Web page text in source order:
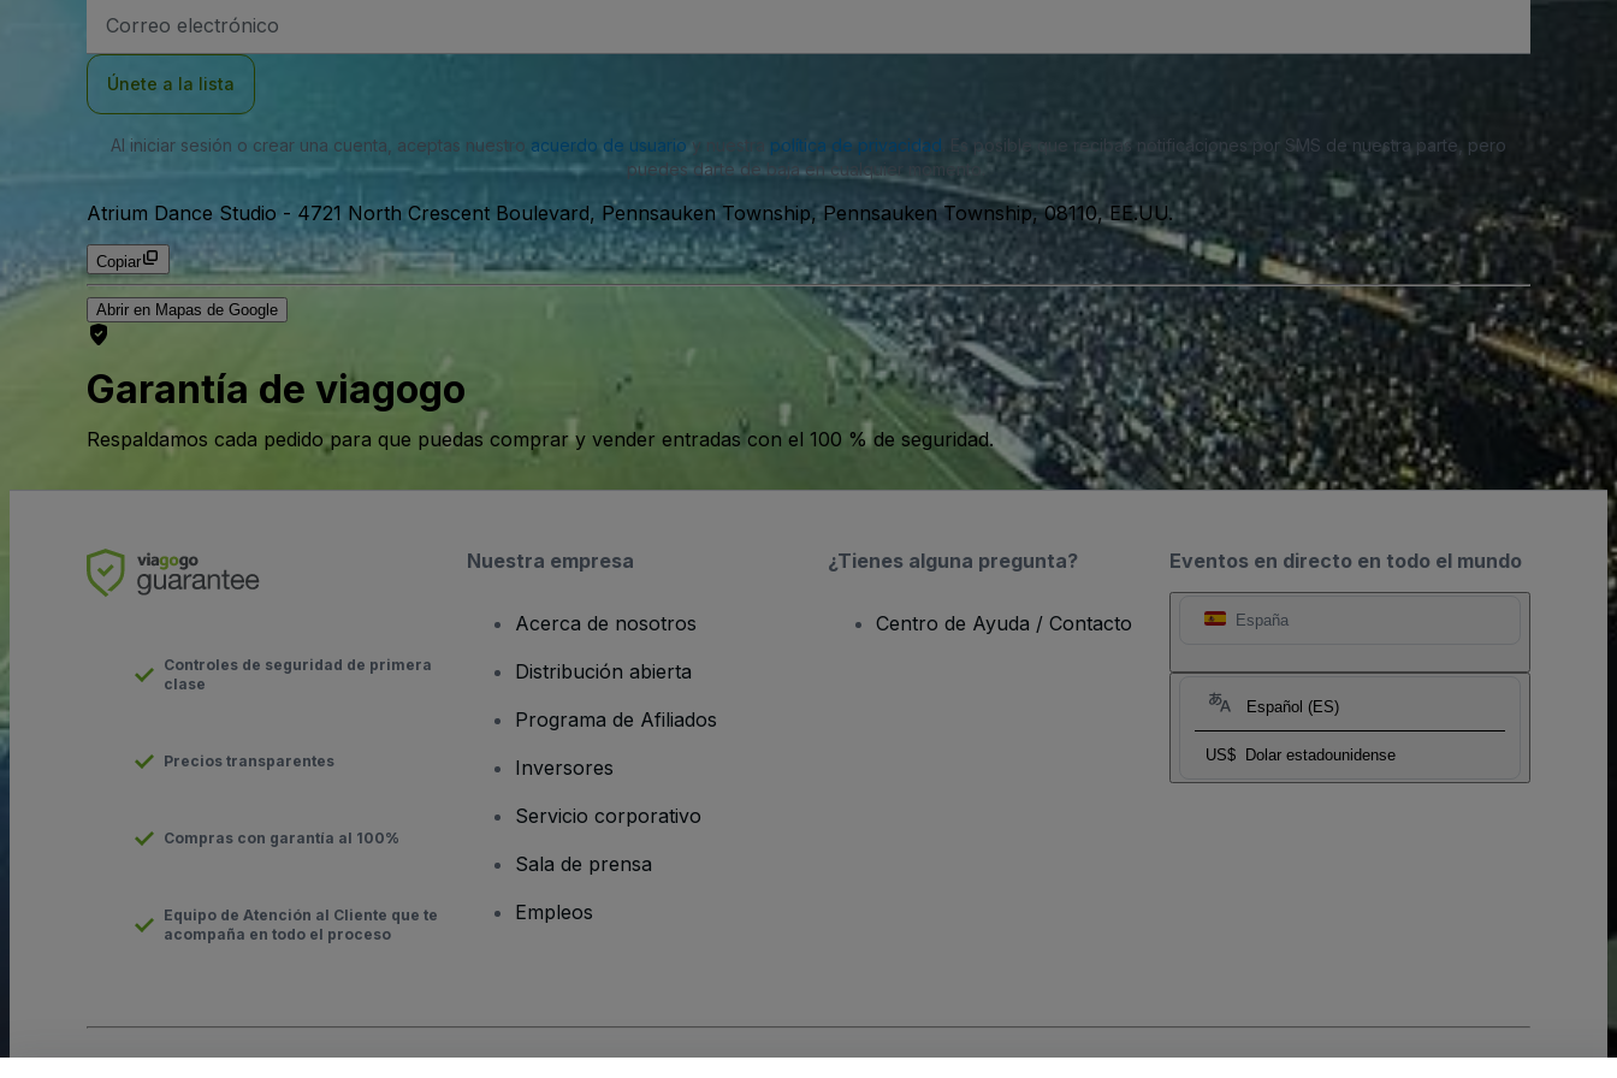
de
Únete a la lista
Al iniciar sesión o crear una cuenta, aceptas nuestro acuerdo de usuarioy nuestra política de privacidad . Es posible que recibas notificaciones por SMS de nuestra parte, pero
puedes darte de baja en cualquier momento.
Atrium Dance Studio - 4721 North Crescent Boulevard, Pennsauken Township, Pennsauken Township, 08110, EE.UU.
Copiar
Abrir en Mapas de Google
Garantía de viagogo
Respaldamos cada pedido para que puedas comprar y vender entradas con el 100 % de seguridad.
Eventos en directo en todo el mundo
España
Español (ES)
US$ Dolar estadounidense
Controles de seguridad de primera
clase
Precios transparentes
Compras con garantía al 100%
Equipo de Atención al Cliente que te
acompaña en todo el proceso
Nuestra empresa
Acerca de nosotros
Distribución abierta
Programa de Afiliados
Inversores
Servicio corporativo
Sala de prensa
Empleos
¿Tienes alguna pregunta?
Centro de Ayuda / Contacto